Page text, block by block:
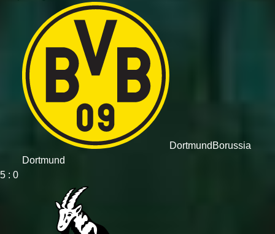
Dortmund Borussia
Dortmund
5 : 0